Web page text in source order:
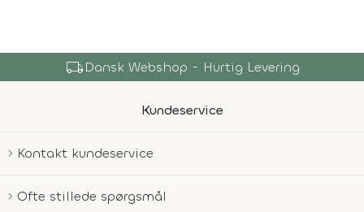
local_shippingDansk Webshop - Hurtig Levering
Kundeservice
Kontakt kundeservice
Ofte stillede spørgsmål